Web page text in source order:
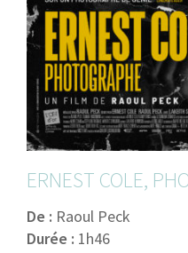
ERNEST COLE,
De : Raoul Peck
Durée : 1h46